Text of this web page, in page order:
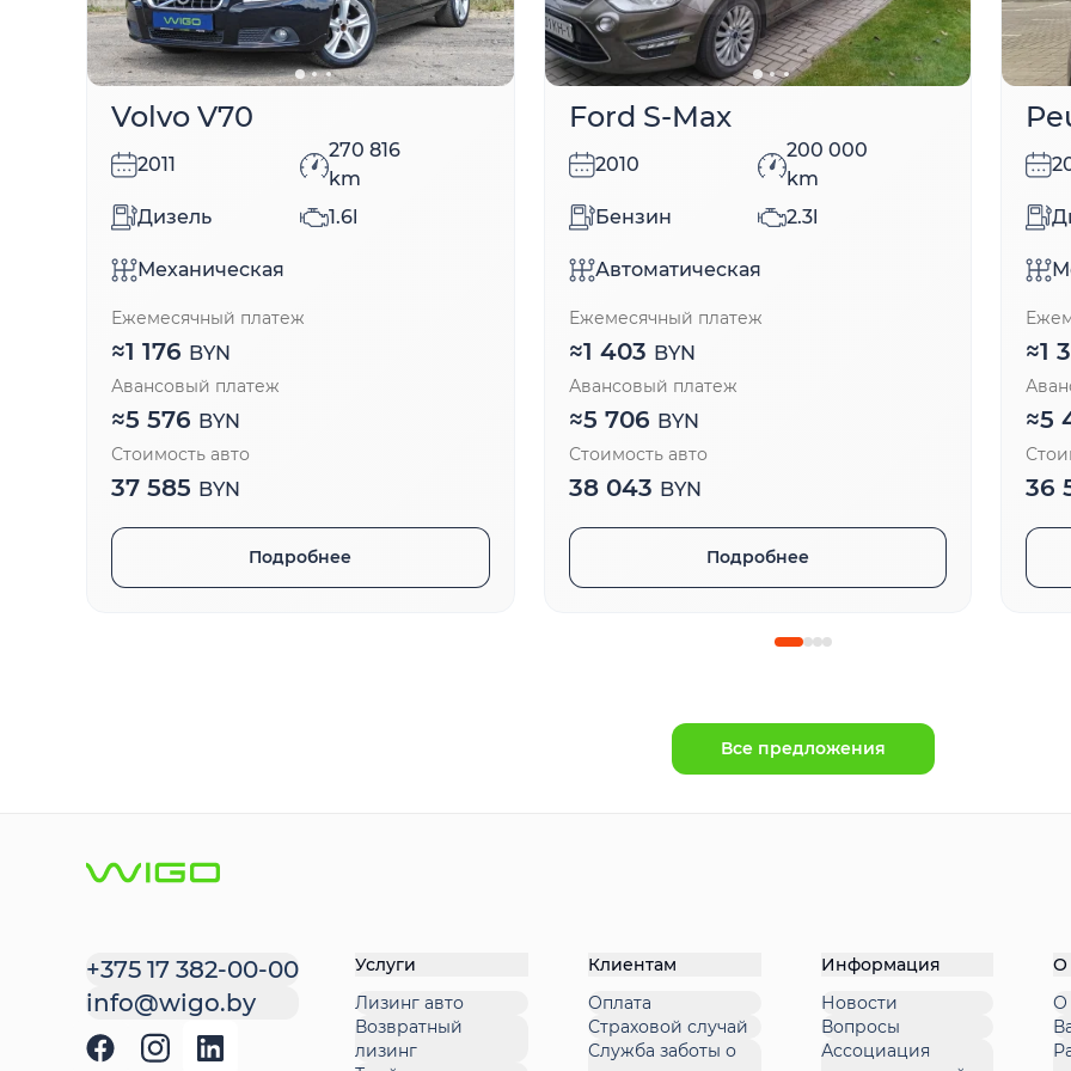
Volvo V70
2011
270 816
km
Дизель
1.6l
Механическая
Ежемесячный платеж
≈1 176 BYN
Авансовый платеж
≈5 576 BYN
Стоимость авто
37 585 BYN
Подробнее
Ford S-Max
2010
200 000
km
Бензин
2.3l
Автоматическая
Ежемесячный платеж
≈1 403 BYN
Авансовый платеж
≈5 706 BYN
Стоимость авто
38 043 BYN
Подробнее
≈1
≈5
36
Все предложения
+375 17 382-00-00
info@wigo.by
Услуги
Лизинг авто
Возвратный
лизинг
Клиентам
Оплата
Страховой случай
Служба заботы о
Информация
Новости
Вопросы
Ассоциация
О
О